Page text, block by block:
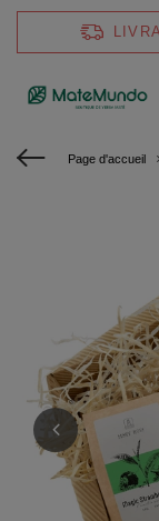
Page d'accueil